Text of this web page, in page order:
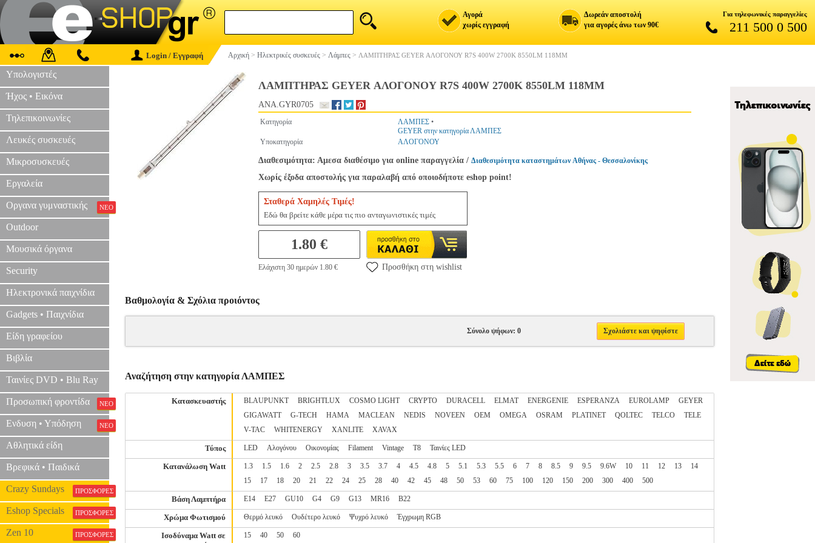
Αγορά
χωρίς εγγραφή
Δωρεάν αποστολή
για αγορές άνω των 90€
Για τηλεφωνικές παραγγελίες
211 500 0 500
Login / Εγγραφή Αρχική > Ηλεκτρικές συσκευές > Λάμπες > ΛΑΜΠΤΗΡΑΣ GEYER ΑΛΟΓΟΝΟΥ R7S 400W 2700Κ 8550LM 118MM
Υπολογιστές
Ήχος • Εικόνα
Τηλεπικοινωνίες
Λευκές συσκευές
Μικροσυσκευές
Εργαλεία
Οργανα γυμναστικής ΝΕΟ
Outdoor
Μουσικά όργανα
Security
Ηλεκτρονικά παιχνίδια
Gadgets • Παιχνίδια
Είδη γραφείου
Βιβλία
Ταινίες DVD • Blu Ray
Προσωπική φροντίδα ΝΕΟ
Ενδυση • Υπόδηση ΝΕΟ
Αθλητικά είδη
Βρεφικά • Παιδικά
Crazy Sundays ΠΡΟΣΦΟΡΕΣ
Eshop Specials ΠΡΟΣΦΟΡΕΣ
Zen 10 ΠΡΟΣΦΟΡΕΣ
ΛΑΜΠΤΗΡΑΣ GEYER ΑΛΟΓΟΝΟΥ R7S 400W 2700Κ 8550LM 118MM
ANA.GYR0705
Κατηγορία ΛΑΜΠΕΣ •
GEYER στην κατηγορία ΛΑΜΠΕΣ
Υποκατηγορία
ΑΛΟΓΟΝΟΥ
Διαθεσιμότητα: Αμεσα διαθέσιμο για online παραγγελία / Διαθεσιμότητα καταστημάτων Αθήνας - Θεσσαλονίκης
Χωρίς έξοδα αποστολής για παραλαβή από οποιοδήποτε eshop point!
Σταθερά Χαμηλές Τιμές!
Εδώ θα βρείτε κάθε μέρα τις πιο ανταγωνιστικές τιμές
1.80 €
Ελάχιστη 30 ημερών 1.80 € Προσθήκη στη wishlist
Βαθμολογία & Σχόλια προιόντος
Σύνολο ψήφων: 0 Σχολιάστε και ψηφίστε
Αναζήτηση στην κατηγορία ΛΑΜΠΕΣ
Κατασκευαστής BLAUPUNKT BRIGHTLUX COSMO LIGHT CRYPTO DURACELL ELMAT ENERGENIE ESPERANZA EUROLAMP
GEYER
GIGAWATT
G-TECH HAMA MACLEAN NEDIS NOVEEN OEM OMEGA OSRAM PLATINET QOLTEC TELCO
TELE
V-TAC
WHITENERGY XANLITE XAVAX
Τύπος LED Αλογόνου Οικονομίας Filament Vintage T8 Ταινίες LED
Κατανάλωση Watt 1.3 1.5 1.6 2 2.5 2.8 3 3.5 3.7 4 4.5 4.8 5 5.1 5.3 5.5 6 7 8 8.5 9 9.5 9.6W 10 11 12 13
14
15
17 18 20 21 22 24 25 28 40 42 45 48 50 53 60 75 100 120 150 200 300 400 500
Βάση Λαμπτήρα E14 E27 GU10 G4 G9 G13 MR16 B22
Χρώμα Φωτισμού Θερμό λευκό Ουδέτερο λευκό Ψυχρό λευκό Έγχρωμη RGB
Ισοδύναμα Watt σε
15 40 50 60